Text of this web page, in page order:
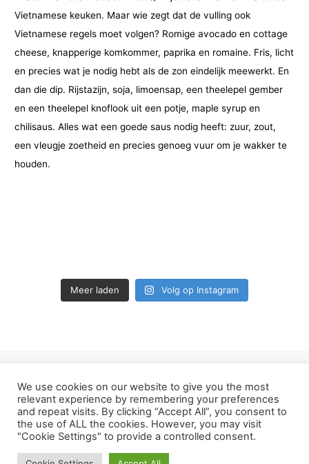
Meer laden Volg op Instagram
Privacy Policy van Hoekookik.nl
Copyright © 2026 Hoe Kook Ik... | Aangedreven door
We use cookies on our website to give you the most
relevant experience by remembering your preferences
and repeat visits. By clicking “Accept All”, you consent to
the use of ALL the cookies. However, you may visit
"Cookie Settings" to provide a controlled consent.